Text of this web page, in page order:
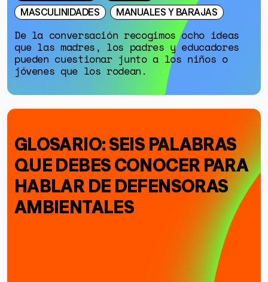
MASCULINIDADES
MANUALES Y BARAJAS
De la conversación recogimos ocho ideas
que las madres, los padres y educadores
pueden cuestionar junto a los niños o
jóvenes que los rodean.
GLOSARIO: SEIS PALABRAS
QUE DEBES CONOCER PARA
HABLAR DE DEFENSORAS
AMBIENTALES